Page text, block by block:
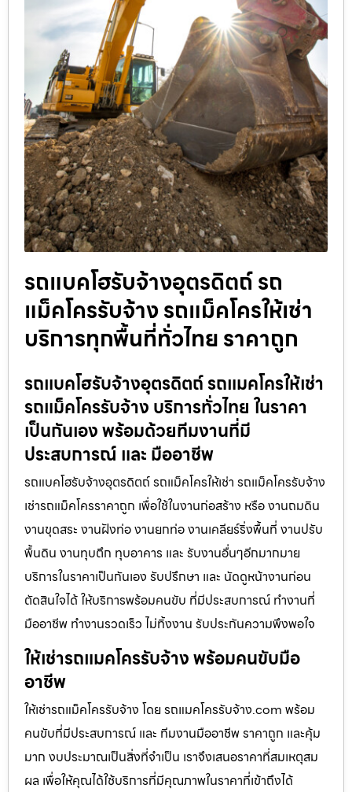
รถแบคโฮรับจ้างอุตรดิตถ์ รถ
แม็คโครรับจ้าง รถแม็คโครให้เช่า
บริการทุกพื้นที่ทั่วไทย ราคาถูก
รถแบคโฮรับจ้างอุตรดิตถ์ รถแมคโครให้เช่า
รถแม็คโครรับจ้าง บริการทั่วไทย ในราคา
เป็นกันเอง พร้อมด้วยทีมงานที่มี
ประสบการณ์ และ มืออาชีพ
รถแบคโฮรับจ้างอุตรดิตถ์ รถแม็คโครให้เช่า รถแม็คโครรับจ้าง
เช่ารถแม็คโครราคาถูก เพื่อใช้ในงานก่อสร้าง หรือ งานถมดิน
งานขุดสระ งานฝังท่อ งานยกท่อ งานเคลียร์ริ่งพื้นที่ งานปรับ
พื้นดิน งานทุบตึก ทุบอาคาร และ รับงานอื่นๆอีกมากมาย
บริการในราคาเป็นกันเอง รับปรึกษา และ นัดดูหน้างานก่อน
ตัดสินใจได้ ให้บริการพร้อมคนขับ ที่มีประสบการณ์ ทำงานที่
มืออาชีพ ทำงานรวดเร็ว ไม่ทิ้งงาน รับประกันความพึงพอใจ
ให้เช่ารถแมคโครรับจ้าง พร้อมคนขับมือ
อาชีพ
ให้เช่ารถแม็คโครรับจ้าง โดย รถแมคโครรับจ้าง.com พร้อม
คนขับที่มีประสบการณ์ และ ทีมงานมืออาชีพ ราคาถูก และคุ้ม
มาก งบประมาณเป็นสิ่งที่จำเป็น เราจึงเสนอราคาที่สมเหตุสม
ผล เพื่อให้คุณได้ใช้บริการที่มีคุณภาพในราคาที่เข้าถึงได้